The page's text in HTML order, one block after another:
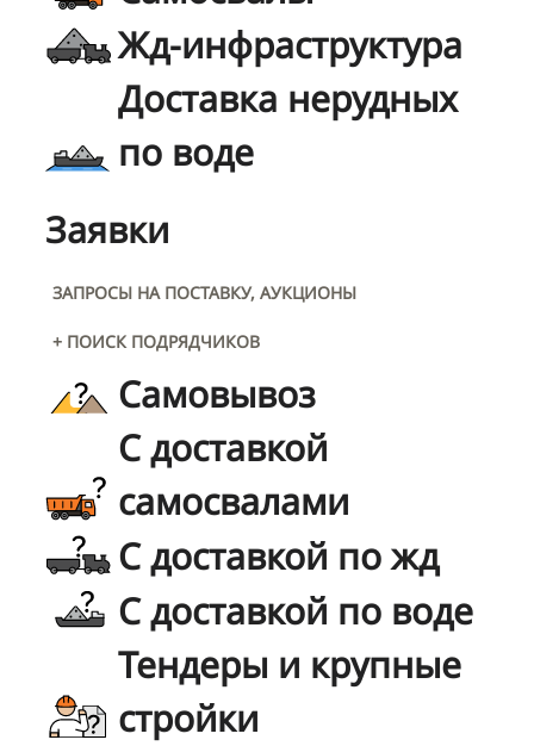
Жд-инфраструктура
Доставка нерудных
по воде
Заявки
ЗАПРОСЫ НА ПОСТАВКУ, АУКЦИОНЫ
+ ПОИСК ПОДРЯДЧИКОВ
Самовывоз
С доставкой
самосвалами
С доставкой по жд
С доставкой по воде
Тендеры и крупные
стройки